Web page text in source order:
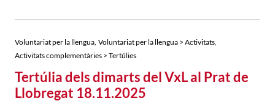
Voluntariat per la llengua Voluntariat per la llengua > Activitats
Activitats complementàries > Tertúlies
Tertúlia dels dimarts del VxL al Prat de
Llobregat 18.11.2025